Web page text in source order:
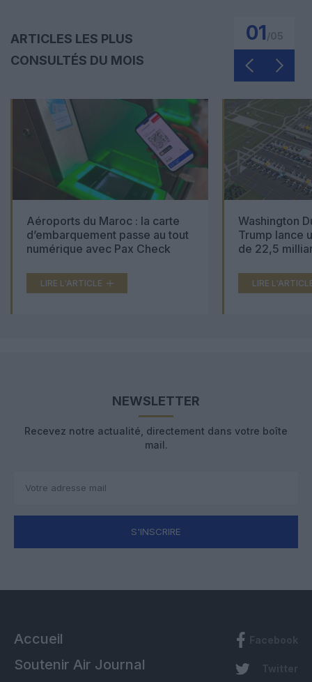
ARTICLES LES PLUS
CONSULTÉS DU MOIS
01
Aéroports du Maroc : la carte
d’embarquement passe au tout
numérique avec Pax Check
LIRE L'ARTICLE
Washington
Trump lance
de 22,5
LIRE
NEWSLETTER
Recevez notre actualité, directement dans votre boîte
mail.
S'INSCRIRE
Accueil
Soutenir Air Journal